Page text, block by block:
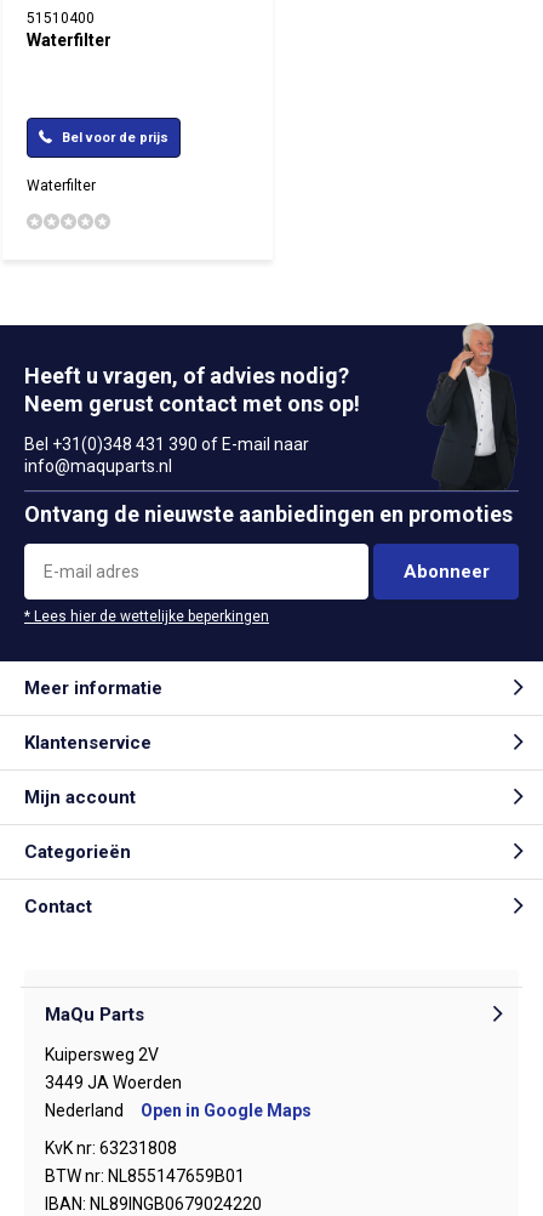
51510400
Waterfilter
Bel voor de prijs
Waterfilter
Heeft u vragen, of advies nodig?
Neem gerust contact met ons op!
Bel +31(0)348 431 390 of E-mail naar
info@maquparts.nl
Ontvang de nieuwste aanbiedingen en promoties
Abonneer
* Lees hier de wettelijke beperkingen
Meer informatie
Klantenservice
Mijn account
Categorieën
Contact
MaQu Parts
Kuipersweg 2V
3449 JA Woerden
Nederland
Open in Google Maps
KvK nr: 63231808
BTW nr: NL855147659B01
IBAN: NL89INGB0679024220